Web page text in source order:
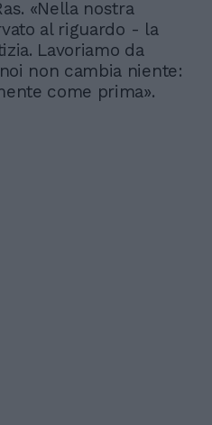
«Nella nostra
al riguardo - la
Lavoriamo da
non cambia niente:
come prima».